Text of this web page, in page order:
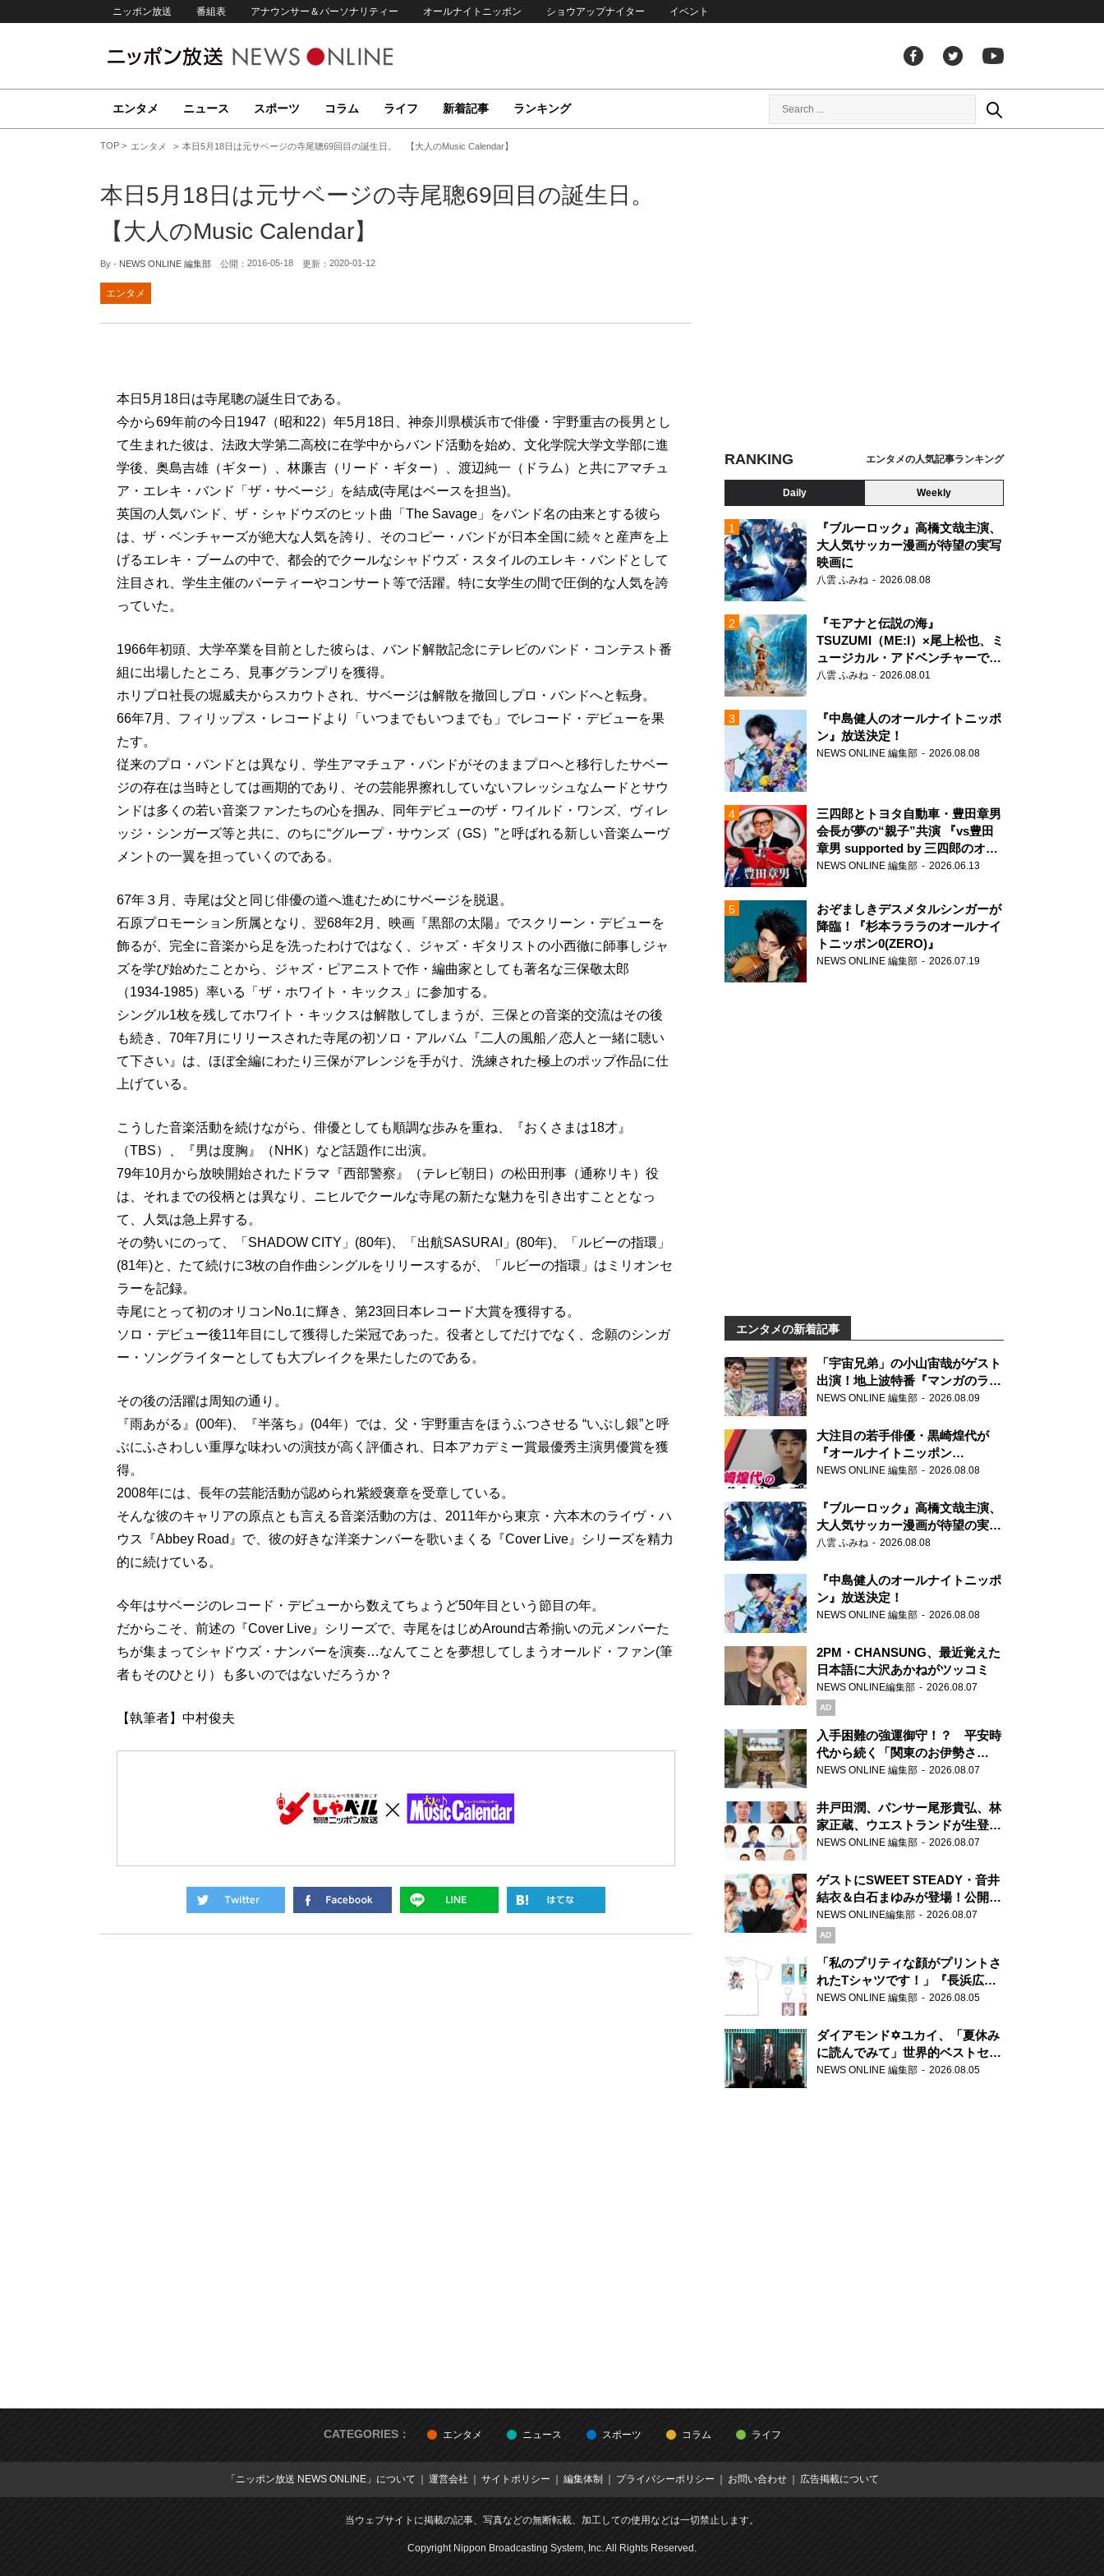
ニッポン放送 番組表 アナウンサー＆パーソナリティー オールナイトニッポン ショウアップナイター イベント
エンタメ ニュース スポーツ コラム ライフ 新着記事 ランキング
TOP エンタメ 本日5月18日は元サベージの寺尾聰69回目の誕生日。 【大人のMusic Calendar】
本日5月18日は元サベージの寺尾聰69回目の誕生日。
【大人のMusic Calendar】
By - NEWS ONLINE 編集部 公開： 2016-05-18 更新： 2020-01-12
エンタメ
本日5月18日は寺尾聰の誕生日である。
今から69年前の今日1947（昭和22）年5月18日、神奈川県横浜市で俳優・宇野重吉の長男とし
て生まれた彼は、法政大学第二高校に在学中からバンド活動を始め、文化学院大学文学部に進
学後、奥島吉雄（ギター）、林廉吉（リード・ギター）、渡辺純一（ドラム）と共にアマチュ
ア・エレキ・バンド「ザ・サベージ」を結成(寺尾はベースを担当)。
英国の人気バンド、ザ・シャドウズのヒット曲「The Savage」をバンド名の由来とする彼ら
は、ザ・ベンチャーズが絶大な人気を誇り、そのコピー・バンドが日本全国に続々と産声を上
げるエレキ・ブームの中で、都会的でクールなシャドウズ・スタイルのエレキ・バンドとして
注目され、学生主催のパーティーやコンサート等で活躍。特に女学生の間で圧倒的な人気を誇
っていた。
1966年初頭、大学卒業を目前とした彼らは、バンド解散記念にテレビのバンド・コンテスト番
組に出場したところ、見事グランプリを獲得。
ホリプロ社長の堀威夫からスカウトされ、サベージは解散を撤回しプロ・バンドへと転身。
66年7月、フィリップス・レコードより「いつまでもいつまでも」でレコード・デビューを果
たす。
従来のプロ・バンドとは異なり、学生アマチュア・バンドがそのままプロへと移行したサベー
ジの存在は当時としては画期的であり、その芸能界擦れしていないフレッシュなムードとサウ
ンドは多くの若い音楽ファンたちの心を掴み、同年デビューのザ・ワイルド・ワンズ、ヴィレ
ッジ・シンガーズ等と共に、のちに“グループ・サウンズ（GS）”と呼ばれる新しい音楽ムーヴ
メントの一翼を担っていくのである。
67年３月、寺尾は父と同じ俳優の道へ進むためにサベージを脱退。
石原プロモーション所属となり、翌68年2月、映画『黒部の太陽』でスクリーン・デビューを
飾るが、完全に音楽から足を洗ったわけではなく、ジャズ・ギタリストの小西徹に師事しジャ
ズを学び始めたことから、ジャズ・ピアニストで作・編曲家としても著名な三保敬太郎
（1934-1985）率いる「ザ・ホワイト・キックス」に参加する。
シングル1枚を残してホワイト・キックスは解散してしまうが、三保との音楽的交流はその後
も続き、70年7月にリリースされた寺尾の初ソロ・アルバム『二人の風船／恋人と一緒に聴い
て下さい』は、ほぼ全編にわたり三保がアレンジを手がけ、洗練された極上のポップ作品に仕
上げている。
こうした音楽活動を続けながら、俳優としても順調な歩みを重ね、『おくさまは18才』
（TBS）、『男は度胸』（NHK）など話題作に出演。
79年10月から放映開始されたドラマ『西部警察』（テレビ朝日）の松田刑事（通称リキ）役
は、それまでの役柄とは異なり、ニヒルでクールな寺尾の新たな魅力を引き出すこととなっ
て、人気は急上昇する。
その勢いにのって、「SHADOW CITY」(80年)、「出航SASURAI」(80年)、「ルビーの指環」
(81年)と、たて続けに3枚の自作曲シングルをリリースするが、「ルビーの指環」はミリオンセ
ラーを記録。
寺尾にとって初のオリコンNo.1に輝き、第23回日本レコード大賞を獲得する。
ソロ・デビュー後11年目にして獲得した栄冠であった。役者としてだけでなく、念願のシンガ
ー・ソングライターとしても大ブレイクを果たしたのである。
その後の活躍は周知の通り。
『雨あがる』(00年)、『半落ち』(04年）では、父・宇野重吉をほうふつさせる “いぶし銀”と呼
ぶにふさわしい重厚な味わいの演技が高く評価され、日本アカデミー賞最優秀主演男優賞を獲
得。
2008年には、長年の芸能活動が認められ紫綬褒章を受章している。
そんな彼のキャリアの原点とも言える音楽活動の方は、2011年から東京・六本木のライヴ・ハ
ウス『Abbey Road』で、彼の好きな洋楽ナンバーを歌いまくる『Cover Live』シリーズを精力
的に続けている。
今年はサベージのレコード・デビューから数えてちょうど50年目という節目の年。
だからこそ、前述の『Cover Live』シリーズで、寺尾をはじめAround古希揃いの元メンバーた
ちが集まってシャドウズ・ナンバーを演奏…なんてことを夢想してしまうオールド・ファン(筆
者もそのひとり）も多いのではないだろうか？
【執筆者】中村俊夫
RANKING エンタメの人気記事ランキング
Daily Weekly
『ブルーロック』高橋文哉主演、
大人気サッカー漫画が待望の実写
映画に
八雲 ふみね 2026.08.08
『モアナと伝説の海』
TSUZUMI（ME:I）×尾上松也、ミ
ュージカル・アドベンチャーで美
声を響かせる
八雲 ふみね 2026.08.01
『中島健人のオールナイトニッポ
ン』放送決定！
NEWS ONLINE 編集部 2026.08.08
三四郎とトヨタ自動車・豊田章男
会長が夢の“親子”共演 『vs豊田
章男 supported by 三四郎のオー
ルナイトニッポン0(ZERO)』
NEWS ONLINE 編集部 2026.06.13
おぞましきデスメタルシンガーが
降臨！『杉本ラララのオールナイ
トニッポン0(ZERO)』
NEWS ONLINE 編集部 2026.07.19
エンタメの新着記事
「宇宙兄弟」の小山宙哉がゲスト
出演！地上波特番『マンガのラジ
オ 宇宙兄弟スペシャル 』
NEWS ONLINE 編集部 2026.08.09
大注目の若手俳優・黒崎煌代が
『オールナイトニッポン
0(ZERO)』に初登場「今からとて
NEWS ONLINE 編集部 2026.08.08
『ブルーロック』高橋文哉主演、
大人気サッカー漫画が待望の実写
映画に
八雲 ふみね 2026.08.08
『中島健人のオールナイトニッポ
ン』放送決定！
NEWS ONLINE 編集部 2026.08.08
2PM・CHANSUNG、最近覚えた
日本語に大沢あかねがツッコミ
NEWS ONLINE編集部 2026.08.07
AD
入手困難の強運御守！？ 平安時
代から続く「関東のお伊勢さ
ま」、芝大神宮にてランパンプス
NEWS ONLINE 編集部 2026.08.07
井戸田潤、パンサー尾形貴弘、林
家正蔵、ウエストランドが生登
場！『ラジオビバリー昼ズ』
NEWS ONLINE 編集部 2026.08.07
ゲストにSWEET STEADY・音井
結衣＆白石まゆみが登場！公開収
録で素顔全開！
NEWS ONLINE編集部 2026.08.07
AD
「私のプリティな顔がプリントさ
れたTシャツです！」『長浜広奈
天下無双』初の番組グッズ発売
NEWS ONLINE 編集部 2026.08.05
ダイアモンド✡ユカイ、「夏休み
に読んでみて」世界的ベストセラ
ー『アナスタシア』を紹介
NEWS ONLINE 編集部 2026.08.05
CATEGORIES： エンタメ ニュース スポーツ コラム ライフ
「ニッポン放送 NEWS ONLINE」について 運営会社 サイトポリシー 編集体制 プライバシーポリシー お問い合わせ 広告掲載について
当ウェブサイトに掲載の記事、写真などの無断転載、加工しての使用などは一切禁止します。
Copyright Nippon Broadcasting System, Inc. All Rights Reserved.